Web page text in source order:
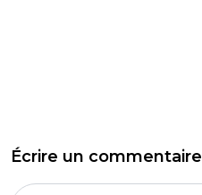
Écrire un commentaire